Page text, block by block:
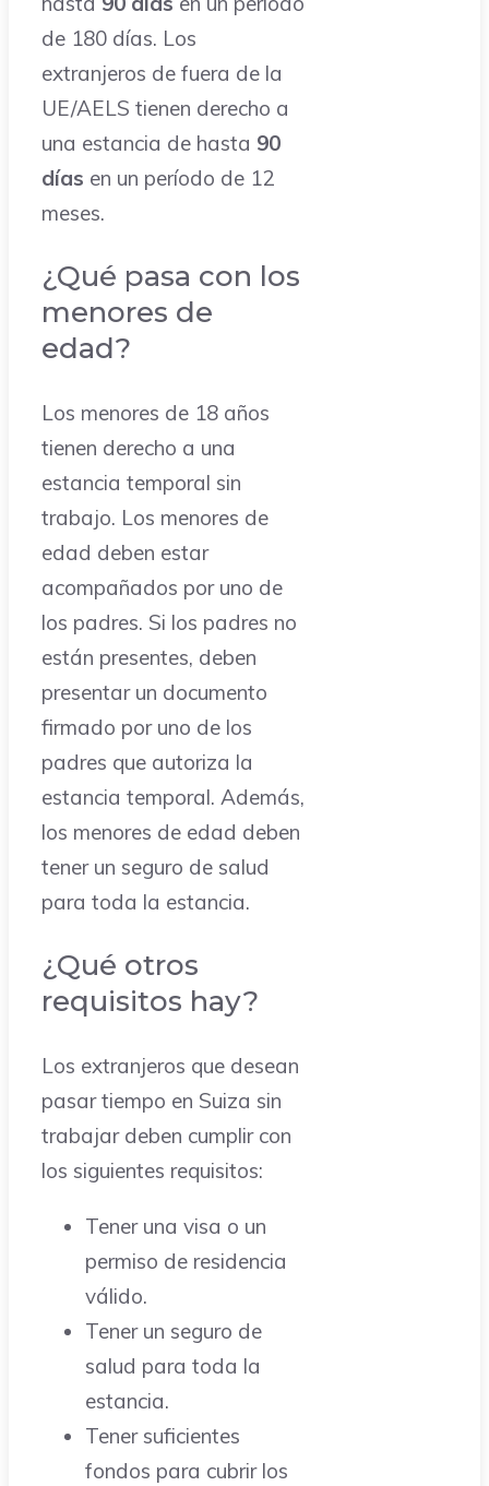
de 180 días. Los
extranjeros de fuera de la
UE/AELS tienen derecho a
una estancia de hasta 90
días en un período de 12
meses.
¿Qué pasa con los
menores de
edad?
Los menores de 18 años
tienen derecho a una
estancia temporal sin
trabajo. Los menores de
edad deben estar
acompañados por uno de
los padres. Si los padres no
están presentes, deben
presentar un documento
firmado por uno de los
padres que autoriza la
estancia temporal. Además,
los menores de edad deben
tener un seguro de salud
para toda la estancia.
¿Qué otros
requisitos hay?
Los extranjeros que desean
pasar tiempo en Suiza sin
trabajar deben cumplir con
los siguientes requisitos:
Tener una visa o un
permiso de residencia
válido.
Tener un seguro de
salud para toda la
estancia.
Tener suficientes
fondos para cubrir los